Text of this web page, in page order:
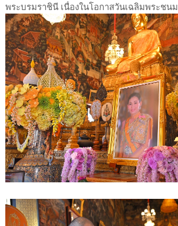
พระบรมราชินี เนื่องในโอกาสวันเฉลิมพระชน